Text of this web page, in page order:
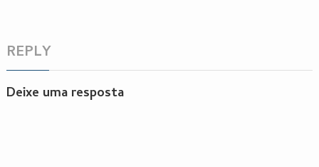
REPLY
Deixe uma resposta